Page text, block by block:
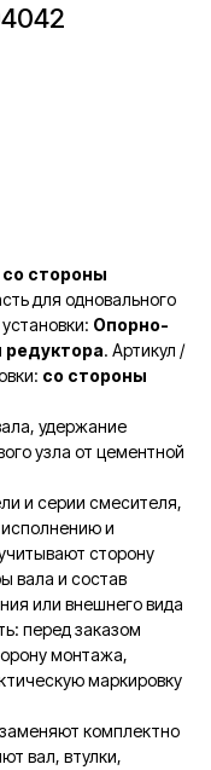
со стороны
для одновального
Опорно-
редуктора. Артикул /
со стороны
удержание
узла от цементной
и серии смесителя,
и
сторону
вала и состав
или внешнего вида
перед заказом
монтажа,
маркировку
комплектно
вал, втулки,